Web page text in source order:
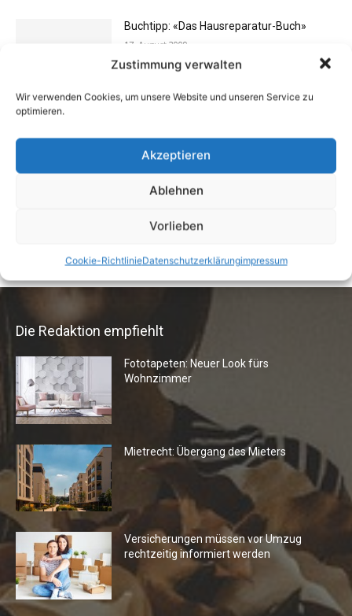
Zustimmung verwalten
Wir verwenden Cookies, um unsere Website und unseren Service zu
optimieren.
Akzeptieren
Ablehnen
Vorlieben
Cookie-RichtlinieDatenschutzerklärungimpressum
Buchtipp: «Das Hausreparatur-Buch»
17. August 2009
13. Januar 2021
Die Redaktion empfiehlt
Fototapeten: Neuer Look fürs
Wohnzimmer
Mietrecht: Übergang des Mieters
Versicherungen müssen vor Umzug
rechtzeitig informiert werden